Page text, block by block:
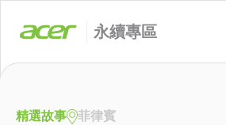
永續專區
精選故事 菲律賓